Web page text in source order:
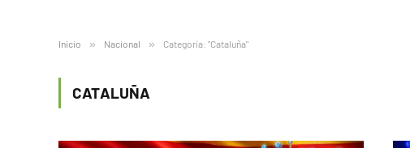
Inicio » Nacional » Categoría: "Cataluña"
CATALUÑA